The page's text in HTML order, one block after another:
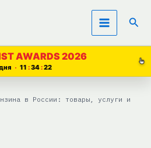
AWARDS 2026
11 34 20
в России: товары, услуги и